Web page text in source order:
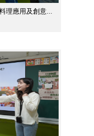
理應用及創意...